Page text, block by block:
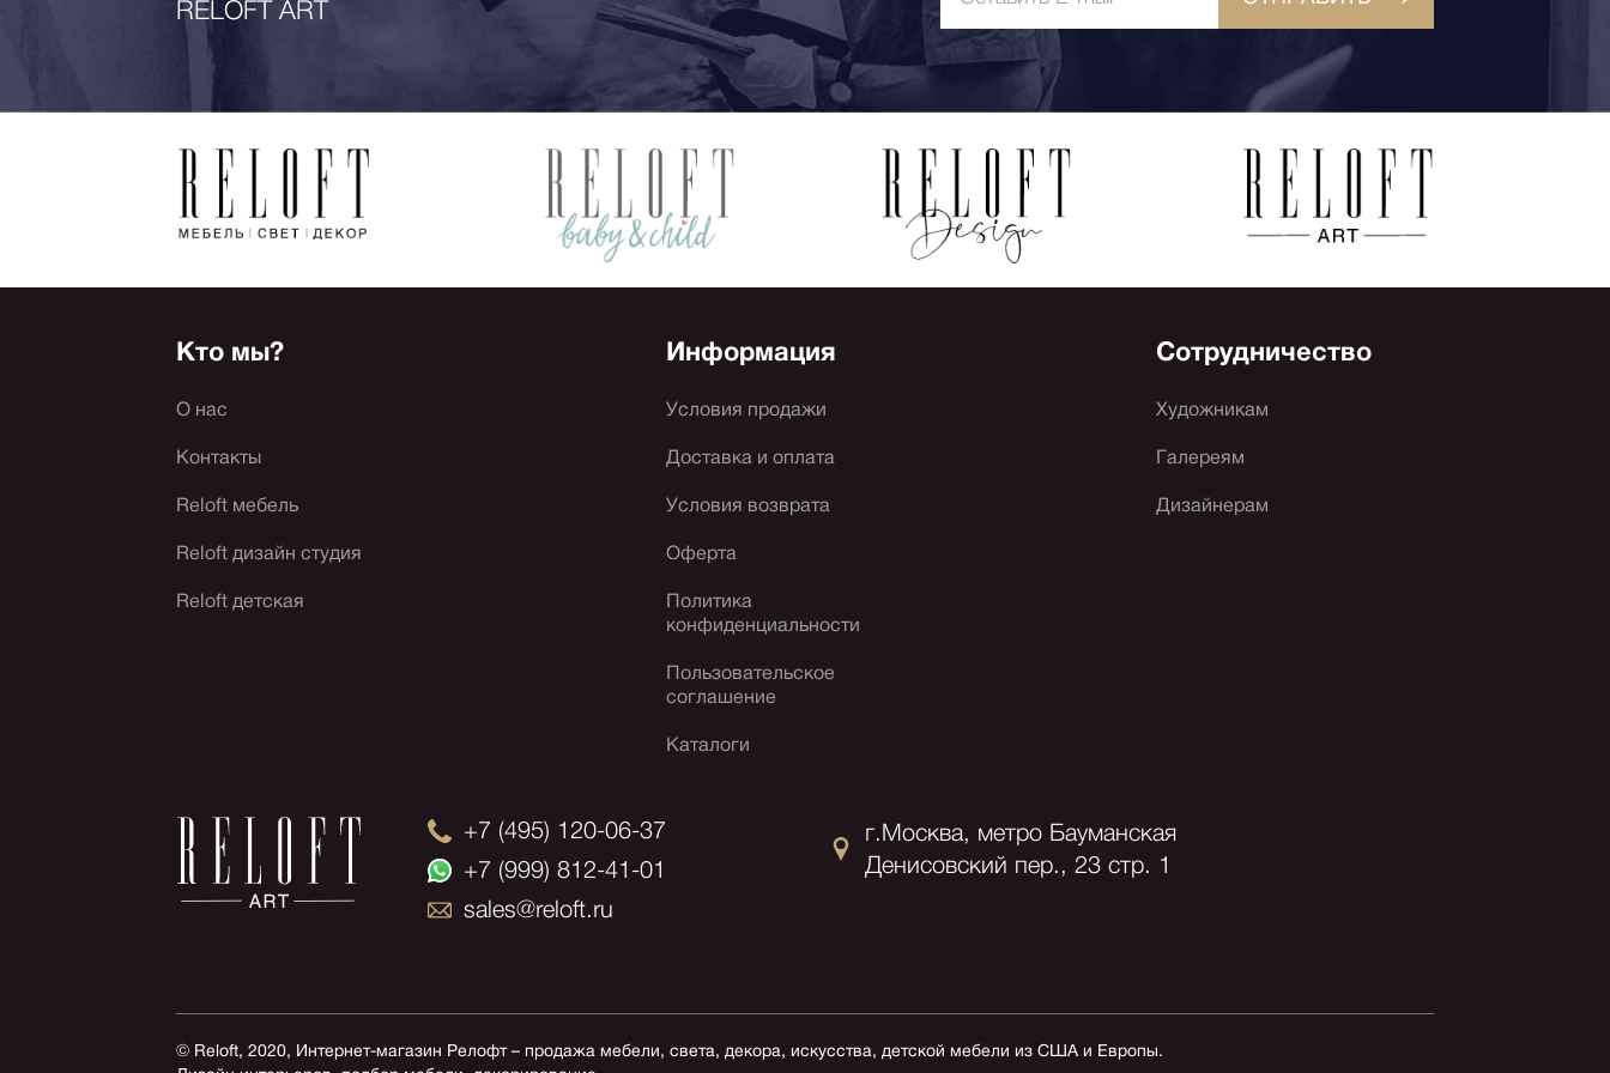
RELOFT ART
Кто мы?
О нас
Контакты
Reloft мебель
Reloft дизайн студия
Reloft детская
Информация
Условия продажи
Доставка и оплата
Условия возврата
Оферта
Политика
конфиденциальности
Пользовательское
соглашение
Каталоги
Сотрудничество
Художникам
Галереям
Дизайнерам
+7 (495) 120-06-37
+7 (999) 812-41-01
sales@reloft.ru
г.Москва, метро Бауманская
Денисовский пер., 23 стр. 1
© Reloft, 2020, Интернет-магазин Релофт – продажа мебели, света, декора, искусства, детской мебели из США и Европы.